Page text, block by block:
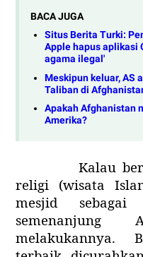
BACA JUGA
Situs Berita Turki:
Apple hapus aplikasi
agama ilegal'
Meskipun keluar, AS
Taliban di
Apakah Afghanistan
Amerika?
Kalau
religi (wisata
mesjid
melakukannya.